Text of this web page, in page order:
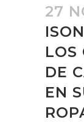
27
LOS
DE
EN